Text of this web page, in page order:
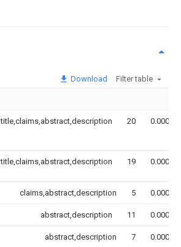
Download Filter table
title,claims,abstract,description 20 0.000
title,claims,abstract,description 19 0.000
claims,abstract,description 5 0.000
abstract,description 11 0.000
abstract,description 7 0.000